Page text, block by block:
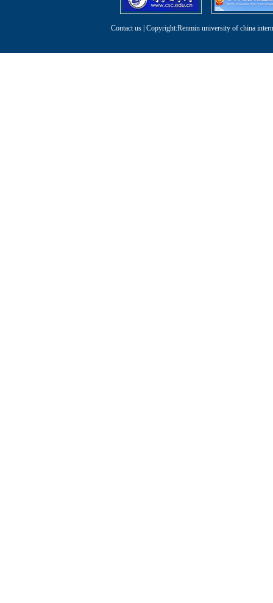
Contact us | Copyright:Renmin university of china